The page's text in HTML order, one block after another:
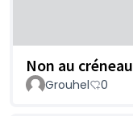
Non au
Grouhel 0